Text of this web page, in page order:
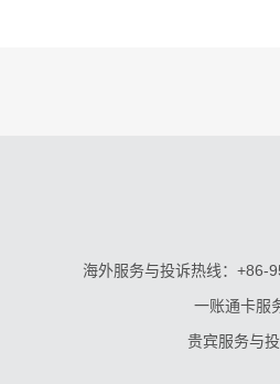
海外服务与投诉热线：+86-
一账通卡服
贵宾服务与